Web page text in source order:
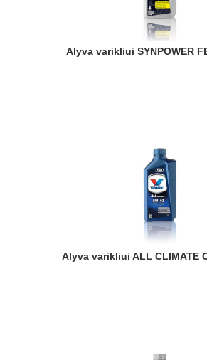
Alyva varikliui SYNPOWER
Alyva varikliui ALL CLIMATE